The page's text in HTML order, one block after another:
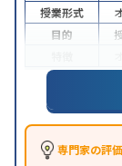
授業形式
目的
専門家の評